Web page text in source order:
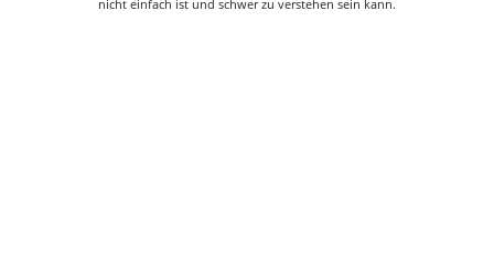
nicht einfach ist und schwer zu verstehen sein kann.